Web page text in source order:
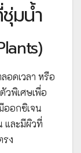
มน้ำ
อดเวลา หรือ
วพิเศษเพื่อ
ออกซิเจน
และมีผิวที่
ง